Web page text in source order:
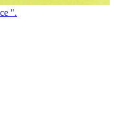
".